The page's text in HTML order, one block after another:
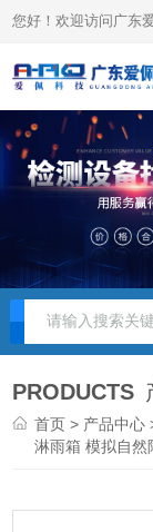
您好！欢迎访问广东
PRODUCTS
首页 > 产品中心
淋雨箱 模拟自然